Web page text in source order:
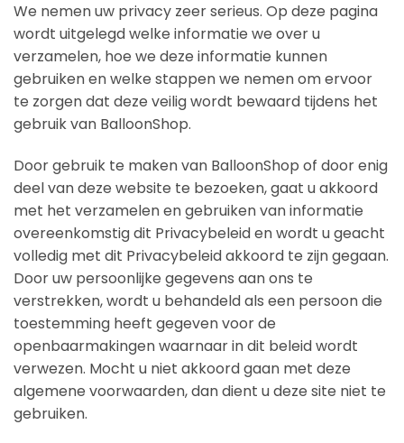
We nemen uw privacy zeer serieus. Op deze pagina
wordt uitgelegd welke informatie we over u
verzamelen, hoe we deze informatie kunnen
gebruiken en welke stappen we nemen om ervoor
te zorgen dat deze veilig wordt bewaard tijdens het
gebruik van BalloonShop.
Door gebruik te maken van BalloonShop of door enig
deel van deze website te bezoeken, gaat u akkoord
met het verzamelen en gebruiken van informatie
overeenkomstig dit Privacybeleid en wordt u geacht
volledig met dit Privacybeleid akkoord te zijn gegaan.
Door uw persoonlijke gegevens aan ons te
verstrekken, wordt u behandeld als een persoon die
toestemming heeft gegeven voor de
openbaarmakingen waarnaar in dit beleid wordt
verwezen. Mocht u niet akkoord gaan met deze
algemene voorwaarden, dan dient u deze site niet te
gebruiken.